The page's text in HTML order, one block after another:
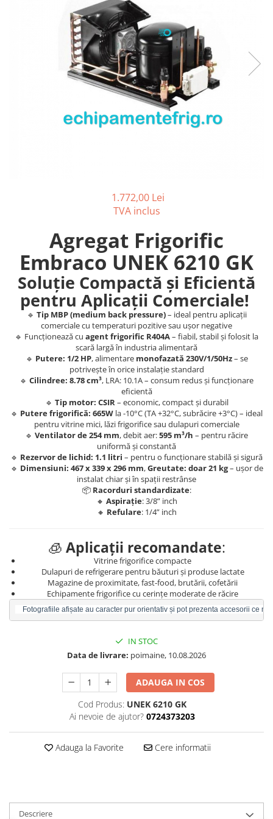
REZISTENTE DIGIVRARE
REZISTENTE SILICONICE
Ventilatoare EbmPapst
Ventilatoare WEIGUANG
Ventilatoare turbina
VENTILATOARE AXIALE
Compresoare Cubigel R134a
Compresoare Cubigel R404a
Compresoare Jiaxipera
VAPORIZATOARE LU-VE
1.772,00 Lei
TVA inclus
Agregat Frigorific
Embraco UNEK 6210 GK
Soluție Compactă și Eficientă
pentru Aplicații Comerciale!
🔹 Tip MBP (medium back pressure)– ideal pentru aplicații
comerciale cu temperaturi pozitive sau ușor negative
🔹 Funcționează cu agent frigorific R404A– fiabil, stabil și folosit la
scară largă în industria alimentară
🔹 Putere: 1/2 HP, alimentare monofazată 230V/1/50Hz– se
potrivește în orice instalație standard
🔹 Cilindree: 8.78 cm³, LRA: 10.1A – consum redus și funcționare
eficientă
🔹 Tip motor: CSIR– economic, compact și durabil
🔹 Putere frigorifică: 665W la -10°C (TA +32°C, subrăcire +3°C) – ideal
pentru vitrine mici, lăzi frigorifice sau dulapuri comerciale
🔹 Ventilator de 254 mm, debit aer:595 m³/h – pentru răcire
uniformă și constantă
🔹 Rezervor de lichid: 1.1 litri – pentru o funcționare stabilă și sigură
🔹 Dimensiuni: 467 x 339 x 296 mm,Greutate: doar 21 kg– ușor de
instalat chiar și în spații restrânse
📦 Racorduri standardizate:
🔸 Aspirație: 3/8” inch
🔸 Refulare: 1/4” inch
🧊 Aplicații recomandate:
Vitrine frigorifice compacte
Dulapuri de refrigerare pentru băuturi și produse lactate
Magazine de proximitate, fast-food, brutării, cofetării
Echipamente frigorifice cu cerințe moderate de răcire
Fotografiile afișate au caracter pur orientativ și pot prezenta accesorii ce
IN STOC
Data de livrare: poimaine, 10.08.2026
ADAUGA IN COS
Cod Produs: UNEK 6210 GK
Ai nevoie de ajutor? 0724373203
Adauga la Favorite Cere informatii
Descriere